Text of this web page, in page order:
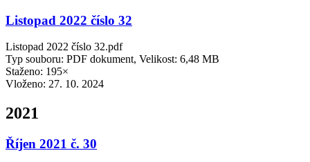
Listopad 2022 číslo 32
Listopad 2022 číslo 32.pdf
Typ souboru: PDF dokument, Velikost: 6,48 MB
Staženo: 195×
Vloženo: 27. 10. 2024
2021
Říjen 2021 č. 30